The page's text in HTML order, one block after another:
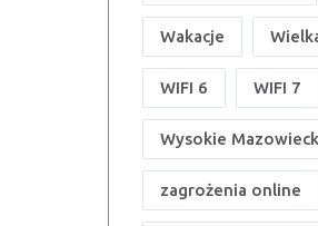
Wakacje
WIFI 6 WIFI 7
Wysokie
zagrożenia online